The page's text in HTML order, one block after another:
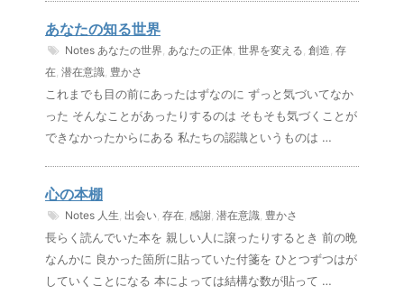
あなたの知る世界
Notes あなたの世界, あなたの正体, 世界を変える, 創造, 存
在, 潜在意識, 豊かさ
これまでも目の前にあったはずなのに ずっと気づいてなか
った そんなことがあったりするのは そもそも気づくことが
できなかったからにある 私たちの認識というものは …
心の本棚
Notes 人生, 出会い, 存在, 感謝, 潜在意識, 豊かさ
長らく読んでいた本を 親しい人に譲ったりするとき 前の晩
なんかに 良かった箇所に貼っていた付箋を ひとつずつはが
していくことになる 本によっては結構な数が貼って …